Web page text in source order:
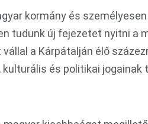
kormány és
tudunk új fejezetet nyitni a
a Kárpátalján élő
kulturális és politikai